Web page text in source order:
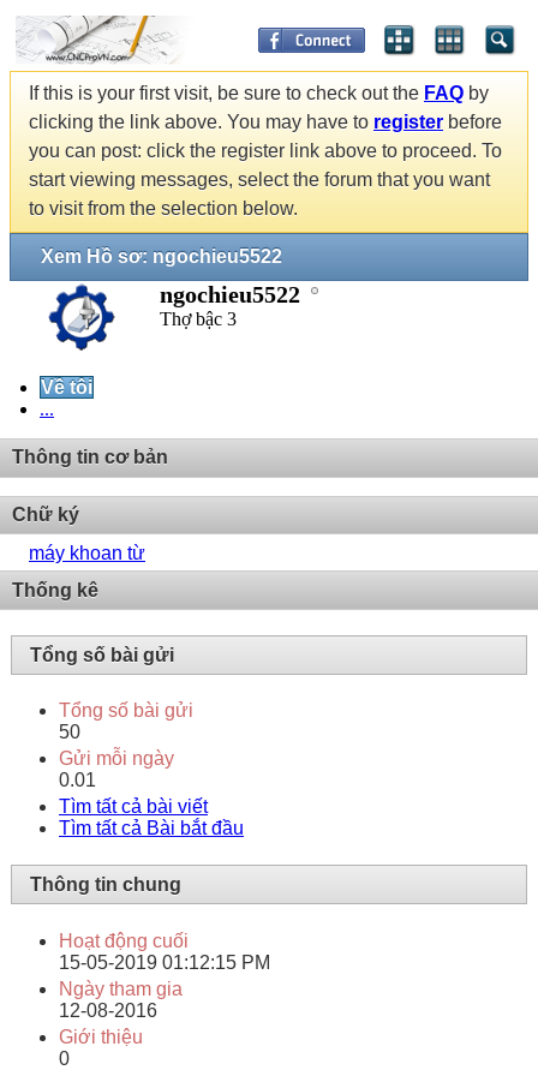
If this is your first visit, be sure to check out the FAQ by
clicking the link above. You may have to register before
you can post: click the register link above to proceed. To
start viewing messages, select the forum that you want
to visit from the selection below.
Xem Hồ sơ: ngochieu5522
ngochieu5522
Thợ bậc 3
Về tôi
...
Thông tin cơ bản
Chữ ký
máy khoan từ
Thống kê
Tổng số bài gửi
Tổng số bài gửi
50
Gửi mỗi ngày
0.01
Tìm tất cả bài viết
Tìm tất cả Bài bắt đầu
Thông tin chung
Hoạt động cuối
15-05-2019 01:12:15 PM
Ngày tham gia
12-08-2016
Giới thiệu
0